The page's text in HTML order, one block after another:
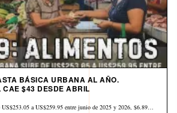
BÁSICA URBANA AL AÑO.
CAE $43 DESDE ABRIL
US$253.05 a US$259.95 entre junio de 2025 y 2026, $6.89…